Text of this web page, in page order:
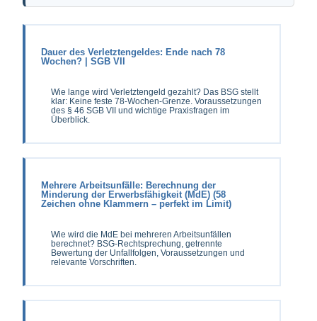
Dauer des Verletztengeldes: Ende nach 78
Wochen? | SGB VII
Wie lange wird Verletztengeld gezahlt? Das BSG stellt
klar: Keine feste 78-Wochen-Grenze. Voraussetzungen
des § 46 SGB VII und wichtige Praxisfragen im
Überblick.
Mehrere Arbeitsunfälle: Berechnung der
Minderung der Erwerbsfähigkeit (MdE) (58
Zeichen ohne Klammern – perfekt im Limit)
Wie wird die MdE bei mehreren Arbeitsunfällen
berechnet? BSG-Rechtsprechung, getrennte
Bewertung der Unfallfolgen, Voraussetzungen und
relevante Vorschriften.